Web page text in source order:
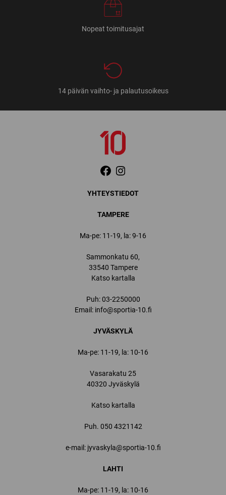
Nopeat toimitusajat
14 päivän vaihto- ja palautusoikeus
YHTEYSTIEDOT
TAMPERE
Ma-pe: 11-19, la: 9-16
Sammonkatu 60,
33540 Tampere
Katso kartalla
Puh:03-2250000
Email: info@sportia-10.fi
JYVÄSKYLÄ
Ma-pe: 11-19, la: 10-16
Vasarakatu 25
40320 Jyväskylä
Katso kartalla
Puh. 050 4321142
e-mail: jyvaskyla@sportia-10.fi
LAHTI
Ma-pe: 11-19, la: 10-16